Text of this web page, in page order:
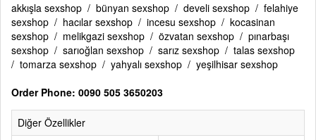
akkışla sexshop / bünyan sexshop / develi sexshop / felahiye
sexshop / hacılar sexshop / incesu sexshop / kocasinan
sexshop / melikgazi sexshop / özvatan sexshop / pınarbaşı
sexshop / sarıoğlan sexshop / sarız sexshop / talas sexshop
/ tomarza sexshop / yahyalı sexshop / yeşilhisar sexshop
Order Phone: 0090 505 3650203
Diğer Özellikler